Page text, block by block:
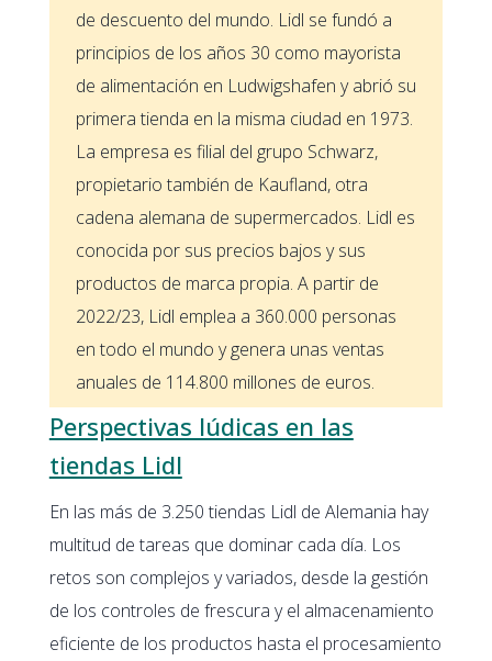
de descuento del mundo. Lidl se fundó a
principios de los años 30 como mayorista
de alimentación en Ludwigshafen y abrió su
primera tienda en la misma ciudad en 1973.
La empresa es filial del grupo Schwarz,
propietario también de Kaufland, otra
cadena alemana de supermercados. Lidl es
conocida por sus precios bajos y sus
productos de marca propia. A partir de
2022/23, Lidl emplea a 360.000 personas
en todo el mundo y genera unas ventas
anuales de 114.800 millones de euros.
Perspectivas lúdicas en las
tiendas Lidl
En las más de 3.250 tiendas Lidl de Alemania hay
multitud de tareas que dominar cada día. Los
retos son complejos y variados, desde la gestión
de los controles de frescura y el almacenamiento
eficiente de los productos hasta el procesamiento